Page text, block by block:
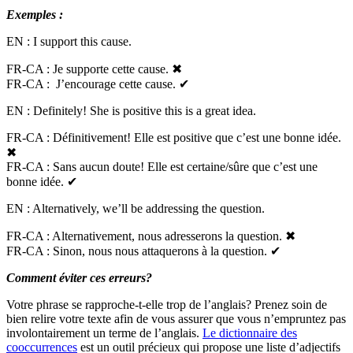
Exemples :
EN : I support this cause.
FR-CA : Je supporte cette cause. ✖
FR-CA : J’encourage cette cause. ✔
EN : Definitely! She is positive this is a great idea.
FR-CA : Définitivement! Elle est positive que c’est une bonne idée.
✖
FR-CA : Sans aucun doute! Elle est certaine/sûre que c’est une
bonne idée. ✔
EN : Alternatively, we’ll be addressing the question.
FR-CA : Alternativement, nous adresserons la question. ✖
FR-CA : Sinon, nous nous attaquerons à la question. ✔
Comment éviter ces erreurs?
Votre phrase se rapproche-t-elle trop de l’anglais? Prenez soin de
bien relire votre texte afin de vous assurer que vous n’empruntez pas
involontairement un terme de l’anglais. Le dictionnaire des
cooccurrences est un outil précieux qui propose une liste d’adjectifs